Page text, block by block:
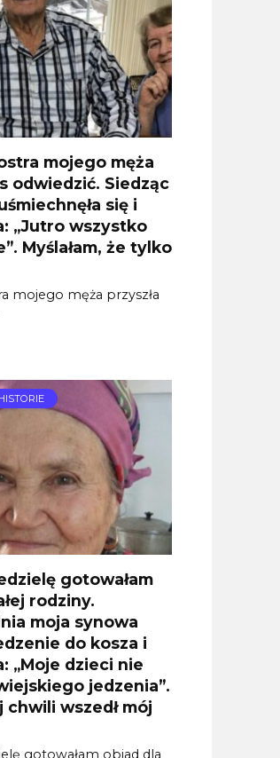
mojego męża
odwiedzić. Siedząc
się i
„Jutro wszystko
Myślałam, że tylko
mojego męża przyszła
gotowałam
rodziny.
moja synowa
do kosza i
„Moje dzieci nie
jedzenia”.
chwili wszedł mój
gotowałam obiad dla